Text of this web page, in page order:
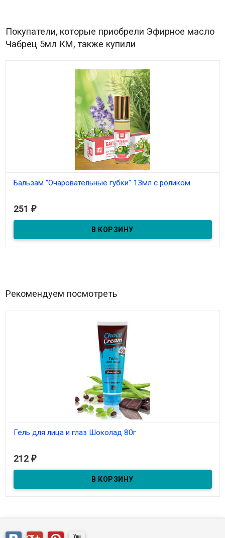
Покупатели, которые приобрели Эфирное масло
Чабрец 5мл КМ, также купили
Бальзам "Очаровательные губки" 13мл с роликом
В наличии
251 ₽
Рекомендуем посмотреть
Гель для лица и глаз Шоколад 80г
В наличии
212 ₽